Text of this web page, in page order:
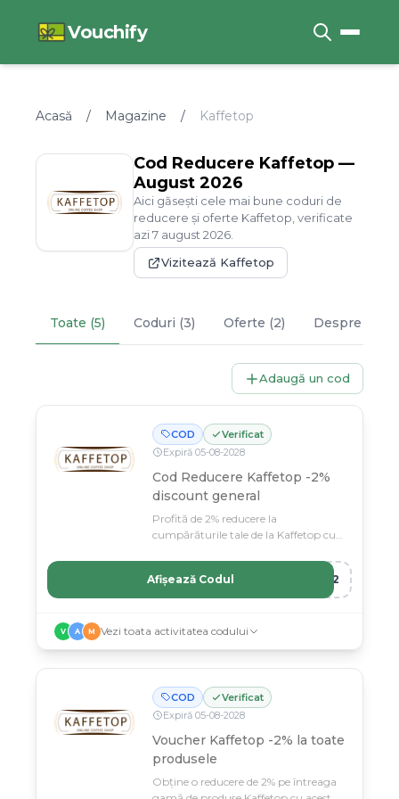
Vouchify
Acasă / Magazine / Kaffetop
Cod Reducere Kaffetop —
August 2026
Aici găsești cele mai bune coduri de
reducere și oferte Kaffetop , verificate
azi7 august 2026
Vizitează Kaffetop
Toate (5) Coduri (3) Oferte (2) Despre
Adaugă un cod
COD
Verificat
Expiră 05-08-2028
Cod Reducere Kaffetop -2%
discount general
Profită de 2% reducere la
cumpărăturile tale de la Kaffetop cu
RO2
Afișează Codul
V A M Vezi toata activitatea codului
COD
Verificat
Expiră 05-08-2028
Voucher Kaffetop -2% la toate
produsele
Obține o reducere de 2% pe întreaga